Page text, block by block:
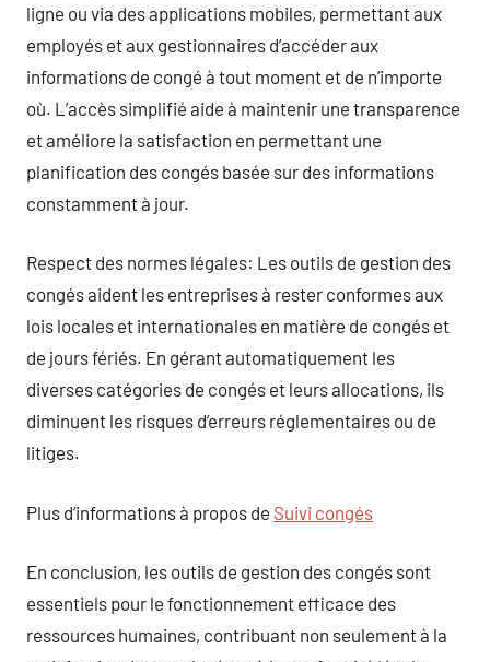
ligne ou via des applications mobiles, permettant aux
employés et aux gestionnaires d’accéder aux
informations de congé à tout moment et de n’importe
où. L’accès simplifié aide à maintenir une transparence
et améliore la satisfaction en permettant une
planification des congés basée sur des informations
constamment à jour.
Respect des normes légales: Les outils de gestion des
congés aident les entreprises à rester conformes aux
lois locales et internationales en matière de congés et
de jours fériés. En gérant automatiquement les
diverses catégories de congés et leurs allocations, ils
diminuent les risques d’erreurs réglementaires ou de
litiges.
Plus d’informations à propos de Suivi congés
En conclusion, les outils de gestion des congés sont
essentiels pour le fonctionnement efficace des
ressources humaines, contribuant non seulement à la